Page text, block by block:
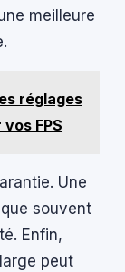
meilleure
réglages
FPS
Une
souvent
Enfin,
peut